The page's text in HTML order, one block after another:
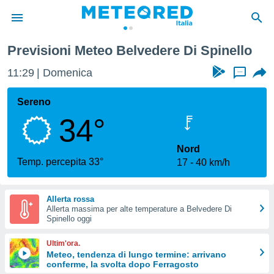
di
per
le
di
Web
le
Previsioni Meteo Belvedere Di Spinello
11:29 Domenica ...
Sereno
34°
Temp. percepita 33°
Nord
17
40 km/h
Allerta rossa
Allerta massima per alte temperature a Belvedere Di
Spinello oggi
Ultim'ora.
Meteo, tendenza di lungo termine: arrivano
conferme, la svolta dopo Ferragosto